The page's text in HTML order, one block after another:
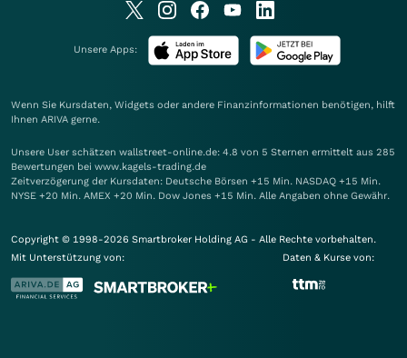
Unsere Apps:
Wenn Sie Kursdaten, Widgets oder andere Finanzinformationen benötigen, hilft
Ihnen ARIVA gerne.
Unsere User schätzen wallstreet-online.de: 4.8 von 5 Sternen ermittelt aus 285
Bewertungen bei www.kagels-trading.de
Zeitverzögerung der Kursdaten: Deutsche Börsen +15 Min. NASDAQ +15 Min.
NYSE +20 Min. AMEX +20 Min. Dow Jones +15 Min. Alle Angaben ohne Gewähr.
Copyright © 1998-2026 Smartbroker Holding AG - Alle Rechte vorbehalten.
Mit Unterstützung von:
Daten & Kurse von: